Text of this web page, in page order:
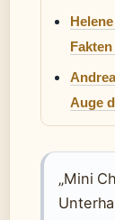
Auge
„Mini